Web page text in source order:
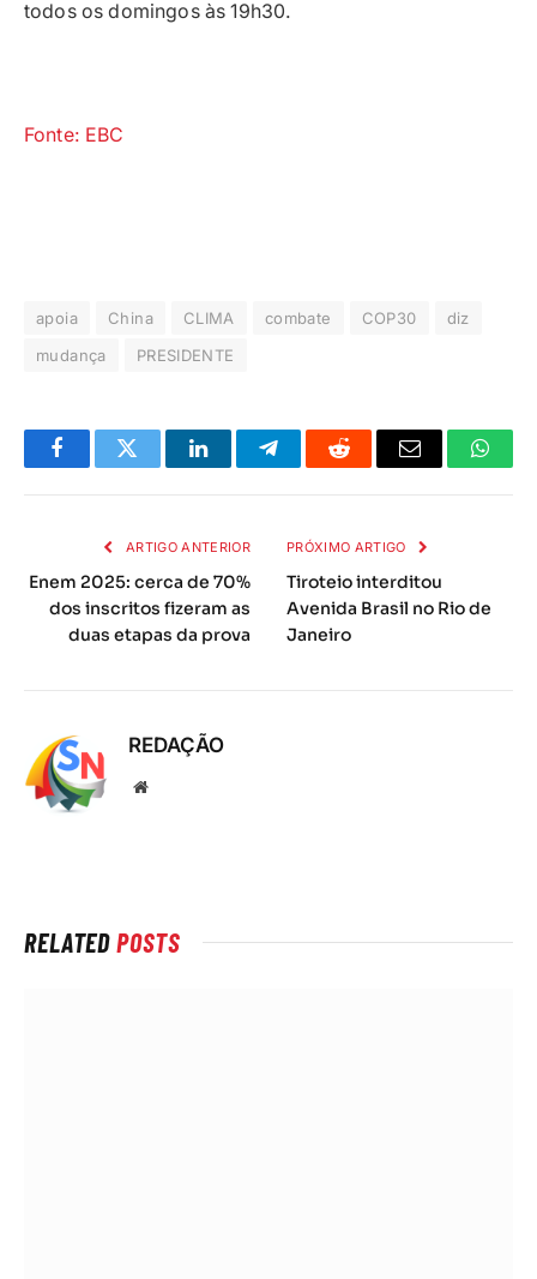
todos os domingos às 19h30.
Fonte: EBC
apoia China CLIMA combate COP30
diz
mudança
PRESIDENTE
FacebookTwitter LinkedInTelegramaReddit
E-
ARTIGO ANTERIOR
Enem 2025: cerca de 70%
dos inscritos fizeram as
duas etapas da prova
PRÓXIMO ARTIGO
Tiroteio interditou
Avenida Brasil no Rio de
Janeiro
REDAÇÃO
Local
RELATEDPOSTS